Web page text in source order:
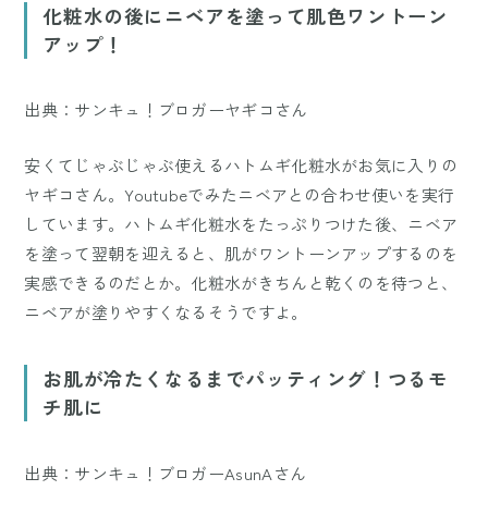
化粧水の後にニベアを塗って肌色ワントーン
アップ！
出典：サンキュ！ブロガーヤギコさん
安くてじゃぶじゃぶ使えるハトムギ化粧水がお気に入りの
ヤギコさん。Youtubeでみたニベアとの合わせ使いを実行
しています。ハトムギ化粧水をたっぷりつけた後、ニベア
を塗って翌朝を迎えると、肌がワントーンアップするのを
実感できるのだとか。化粧水がきちんと乾くのを待つと、
ニベアが塗りやすくなるそうですよ。
お肌が冷たくなるまでパッティング！つるモ
チ肌に
出典：サンキュ！ブロガーAsunAさん